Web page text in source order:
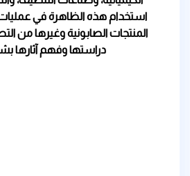
استخدام هذه الظاهرة في
المنتجات الصابونية وغيرها من
دراستها وفهم آثارها